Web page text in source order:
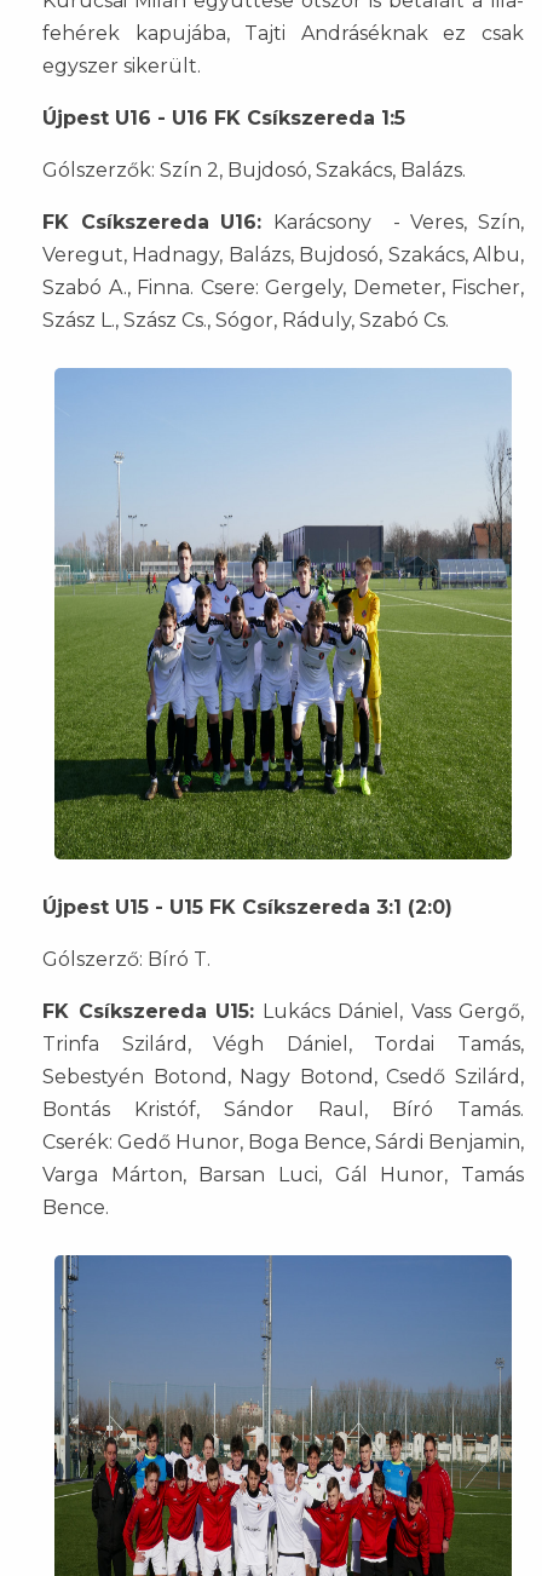
fehérek kapujába, Tajti Andráséknak ez csak
egyszer sikerült.
Újpest U16 - U16 FK Csíkszereda 1:5
Gólszerzők: Szín 2, Bujdosó, Szakács, Balázs.
FK Csíkszereda U16:
Karácsony - Veres, Szín,
Veregut, Hadnagy, Balázs, Bujdosó, Szakács, Albu,
Szabó A., Finna. Csere: Gergely, Demeter, Fischer,
Szász L., Szász Cs., Sógor, Ráduly, Szabó Cs.
Újpest U15 - U15 FK Csíkszereda 3:1 (2:0)
Gólszerző: Bíró T.
FK Csíkszereda U15: Lukács Dániel, Vass Gergő,
Trinfa Szilárd, Végh Dániel, Tordai Tamás,
Sebestyén Botond, Nagy Botond, Csedő Szilárd,
Bontás Kristóf, Sándor Raul, Bíró Tamás.
Cserék: Gedő Hunor, Boga Bence, Sárdi Benjamin,
Varga Márton, Barsan Luci, Gál Hunor, Tamás
Bence.